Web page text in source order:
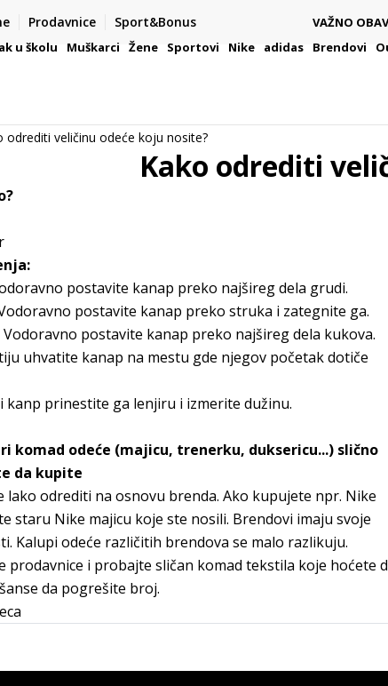
Prodavnice Sport&Bonus
VAŽNO OBAVEŠTENJE ZA POTROŠAČE
u školu Muškarci Žene Sportovi Nike adidas Brendovi
odrediti veličinu odeće koju nosite?
Kako odrediti
postavite kanap preko najšireg dela grudi.
postavite kanap preko struka i zategnite ga.
postavite kanap preko najšireg dela kukova.
uhvatite kanap na mestu gde njegov početak dotiče
kanp prinestite ga lenjiru i izmerite dužinu.
komad odeće (majicu, trenerku, duksericu...) slično
da kupite
lako odrediti na osnovu brenda. Ako kupujete npr. Nike
staru Nike majicu koje ste nosili. Brendovi imaju svoje
Kalupi odeće različitih brendova se malo razlikuju.
prodavnice i probajte sličan komad tekstila koje hoćete
da pogrešite broj.